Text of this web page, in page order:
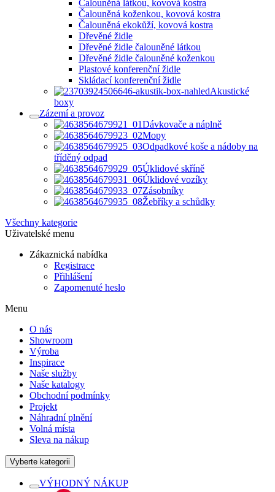
Čalouněná látkou, kovová kostra
Čalouněná koženkou, kovová kostra
Čalouněná ekokůží, kovová kostra
Dřevěné židle
Dřevěné židle čalouněné látkou
Dřevěné židle čalouněné koženkou
Plastové konferenční židle
Skládací konferenční židle
Akustické
boxy
Zázemí a provoz
Dávkovače a náplně
Mopy
Odpadkové koše a nádoby na
tříděný odpad
Úklidové skříně
Úklidové vozíky
Zásobníky
Žebříky a schůdky
Všechny kategorie
Uživatelské menu
Zákaznická nabídka
Registrace
Přihlášení
Zapomenuté heslo
Menu
O nás
Showroom
Výroba
Inspirace
Naše služby
Naše katalogy
Obchodní podmínky
Projekt
Náhradní plnění
Volná místa
Sleva na nákup
Vyberte kategorii
VÝHODNÝ NÁKUP